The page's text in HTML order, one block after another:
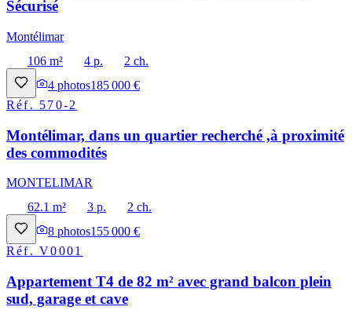
Sécurisé
Montélimar
106 m²
4 p.
2 ch.
4 photos185 000 €
Réf. 570-2
Montélimar, dans un quartier recherché ,à proximité
des commodités
MONTELIMAR
62.1 m²
3 p.
2 ch.
8 photos155 000 €
Réf.V0001
Appartement T4 de 82 m² avec grand balcon plein
sud, garage et cave